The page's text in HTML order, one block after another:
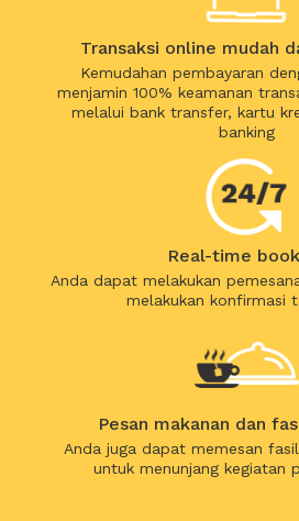
Transaksi online mudah
Kemudahan pembayaran
menjamin 100% keamanan
melalui bank transfer, kartu
banking
Real-time
Anda dapat melakukan
melakukan konfirmasi
Pesan makanan dan
Anda juga dapat memesan
untuk menunjang kegiatan